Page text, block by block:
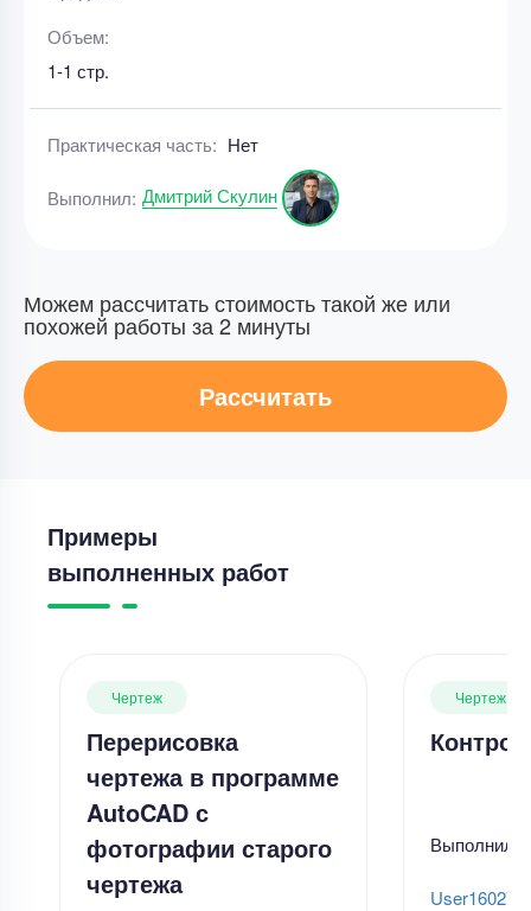
Объем:
1-1 стр.
Практическая часть: Нет
Выполнил: Дмитрий Скулин
Можем рассчитать стоимость такой же или
похожей работы за 2 минуты
Рассчитать
Примеры
выполненных работ
Чертеж
Перерисовка
чертежа в программе
AutoCAD с
фотографии старого
чертежа
Чертеж
Выполнил